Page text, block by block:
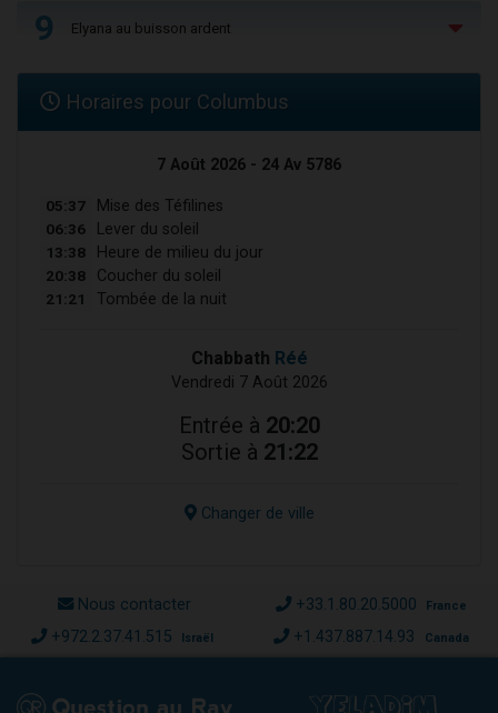
9 Elyana au buisson ardent
Horaires pour Columbus
7 Août 2026 - 24 Av 5786
05:37 Mise des Téfilines
06:36 Lever du soleil
13:38 Heure de milieu du jour
20:38 Coucher du soleil
21:21 Tombée de la nuit
Chabbath Réé
Vendredi 7 Août 2026
Entrée à 20:20
Sortie à 21:22
Changer de ville
Nous contacter +33.1.80.20.5000 France
+972.2.37.41.515 Israël +1.437.887.14.93 Canada